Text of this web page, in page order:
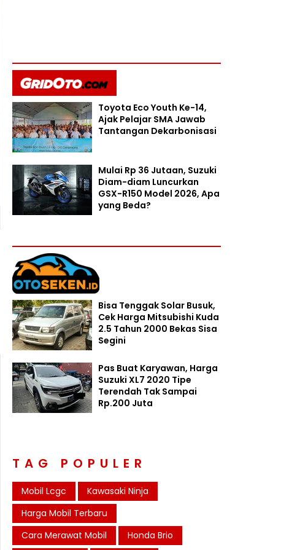
Toyota Eco Youth Ke-14,
Ajak Pelajar SMA Jawab
Tantangan Dekarbonisasi
Mulai Rp 36 Jutaan, Suzuki
Diam-diam Luncurkan
GSX-R150 Model 2026, Apa
yang Beda?
Bisa Tenggak Solar Busuk,
Cek Harga Mitsubishi Kuda
2.5 Tahun 2000 Bekas Sisa
Segini
Pas Buat Karyawan, Harga
Suzuki XL7 2020 Tipe
Terendah Tak Sampai
Rp.200 Juta
TAG POPULER
Mobil Lcgc
Kawasaki Ninja
Harga Mobil Terbaru
Cara Merawat Mobil
Honda Brio